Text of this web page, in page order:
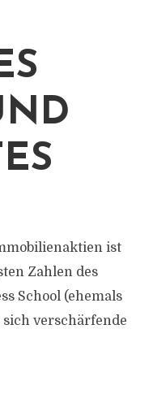
ist
Zahlen des
School (ehemals
verschärfende